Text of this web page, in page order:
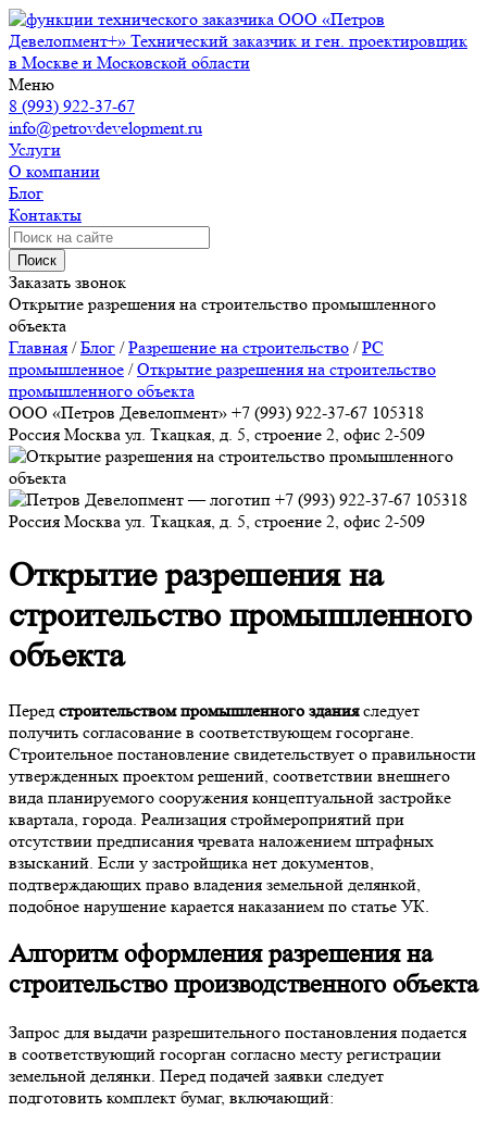
ООО «Петров
Девелопмент+» Технический заказчик и ген. проектировщик
в Москве и Московской области
Меню
8 (993) 922-37-67
info@petrovdevelopment.ru
Услуги
О компании
Блог
Контакты
Поиск
Заказать звонок
Открытие разрешения на строительство промышленного
объекта
Главная /Блог /Разрешение на строительство /РС
промышленное /Открытие разрешения на строительство
промышленного объекта
ООО «Петров Девелопмент» +7 (993) 922-37-67 105318
Россия Москва ул. Ткацкая, д. 5, строение 2, офис 2-509
+7 (993) 922-37-67 105318
Россия Москва ул. Ткацкая, д. 5, строение 2, офис 2-509
Открытие разрешения на
строительство промышленного
объекта
Перед строительством промышленного зданияследует
получить согласование в соответствующем госоргане.
Строительное постановление свидетельствует о правильности
утвержденных проектом решений, соответствии внешнего
вида планируемого сооружения концептуальной застройке
квартала, города. Реализация строймероприятий при
отсутствии предписания чревата наложением штрафных
взысканий. Если у застройщика нет документов,
подтверждающих право владения земельной делянкой,
подобное нарушение карается наказанием по статье УК.
Алгоритм оформленияразрешения на
строительство производственного объекта
Запрос для выдачи разрешительного постановления подается
в соответствующий госорган согласно месту регистрации
земельной делянки. Перед подачей заявки следует
подготовить комплект бумаг, включающий: